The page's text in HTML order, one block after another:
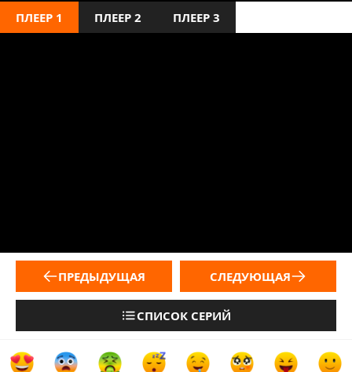
ПЛЕЕР 1 ПЛЕЕР 2 ПЛЕЕР 3
ПРЕДЫДУЩАЯ
СПИСОК СЕРИЙ
СЛЕДУЮЩАЯ